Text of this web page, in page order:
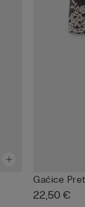
Gaćice
22,50 €